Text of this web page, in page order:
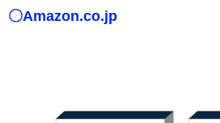
〇Amazon.co.jp